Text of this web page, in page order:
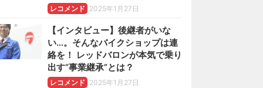
レコメンド 2025年1月27日
【インタビュー】後継者がいな
い…。そんなバイクショップは連
絡を！ レッドバロンが本気で乗り
出す“事業継承”とは？
レコメンド 2025年1月27日